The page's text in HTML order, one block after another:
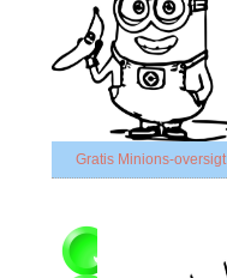
Gratis Minions-oversigt